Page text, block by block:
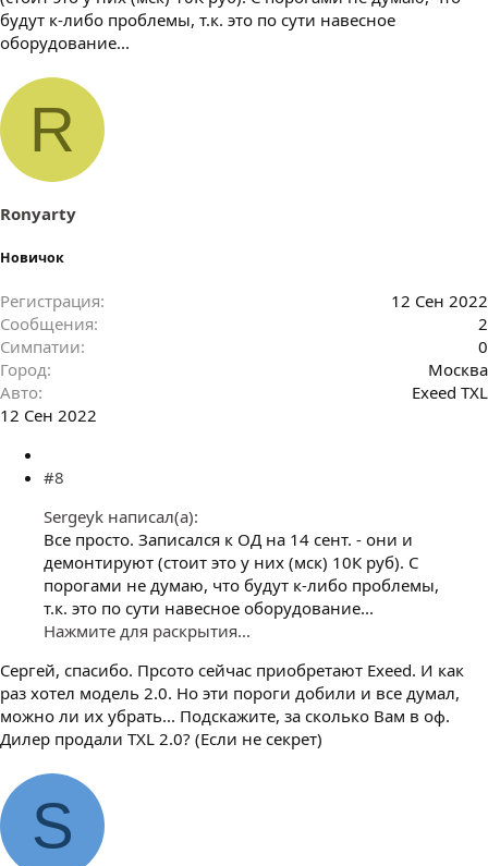
будут к-либо проблемы, т.к. это по сути навесное
оборудование...
R
Ronyarty
Новичок
Регистрация
12 Сен 2022
Сообщения
2
Симпатии
0
Город
Москва
Авто
Exeed TXL
12 Сен 2022
#8
Sergeyk написал(а):
Все просто. Записался к ОД на 14 сент. - они и
демонтируют (стоит это у них (мск) 10К руб). С
порогами не думаю, что будут к-либо проблемы,
т.к. это по сути навесное оборудование...
Нажмите для раскрытия...
Сергей, спасибо. Прсото сейчас приобретают Exeed. И как
раз хотел модель 2.0. Но эти пороги добили и все думал,
можно ли их убрать... Подскажите, за сколько Вам в оф.
Дилер продали TXL 2.0? (Если не секрет)
S